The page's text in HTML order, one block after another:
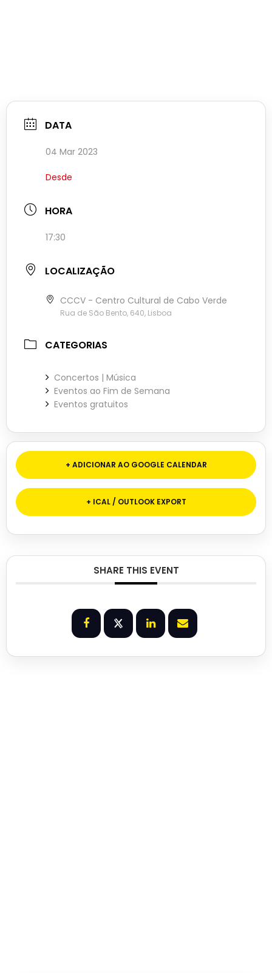
DATA
04 Mar 2023
Desde
HORA
17:30
LOCALIZAÇÃO
CCCV - Centro Cultural de Cabo Verde
Rua de São Bento, 640, Lisboa
CATEGORIAS
Concertos | Música
Eventos ao Fim de Semana
Eventos gratuitos
+ ADICIONAR AO GOOGLE CALENDAR
+ ICAL / OUTLOOK EXPORT
SHARE THIS EVENT